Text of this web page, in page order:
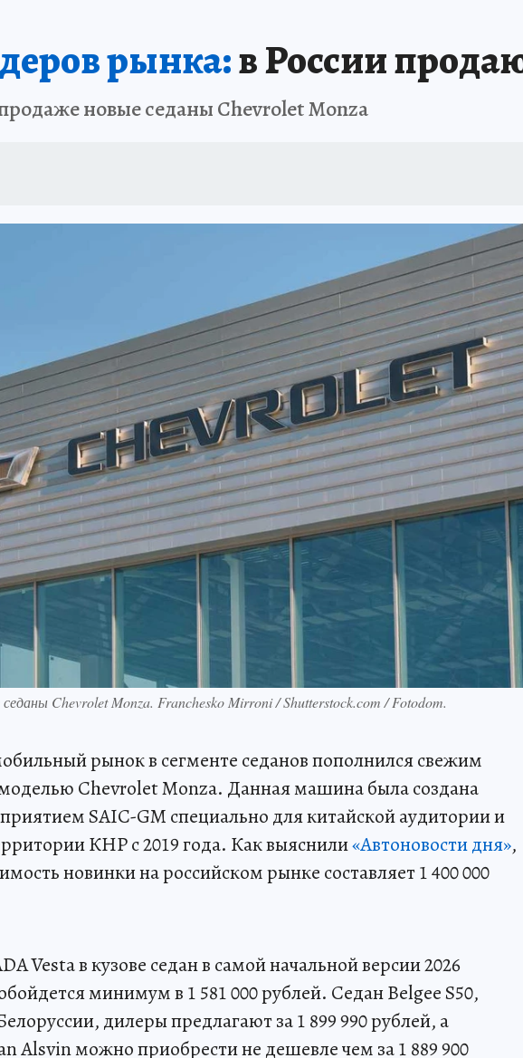
рынка:в России
новые седаны Chevrolet Monza
Chevrolet Monza. Franchesko Mirroni / Shutterstock.com / Fotodom.
рынок в сегменте седанов пополнился свежим
Chevrolet Monza. Данная машина была создана
SAIC-GM специально для китайской аудитории и
КНР с 2019 года. Как выяснили«Автоновости дня»,
новинки на российском рынке составляет 1 400 000
Vesta в кузове седан в самой начальной версии 2026
минимум в 1 581 000 рублей. Седан Belgee S50,
дилеры предлагают за 1 899 990 рублей, а
Alsvin можно приобрести не дешевле чем за 1 889 900